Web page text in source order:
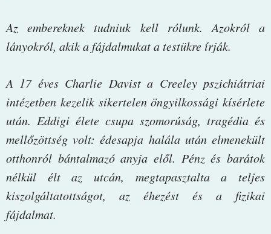
Az ​embereknek tudniuk kell rólunk. Azokról a
lányokról, akik a fájdalmukat a testükre írják.
A 17 éves Charlie Davist a Creeley pszichiátriai
intézetben kezelik sikertelen öngyilkossági kísérlete
után. Eddigi élete csupa szomorúság, tragédia és
mellőzöttség volt: édesapja halála után elmenekült
otthonról bántalmazó anyja elől. Pénz és barátok
nélkül élt az utcán, megtapasztalta a teljes
kiszolgáltatottságot, az éhezést és a fizikai
fájdalmat.